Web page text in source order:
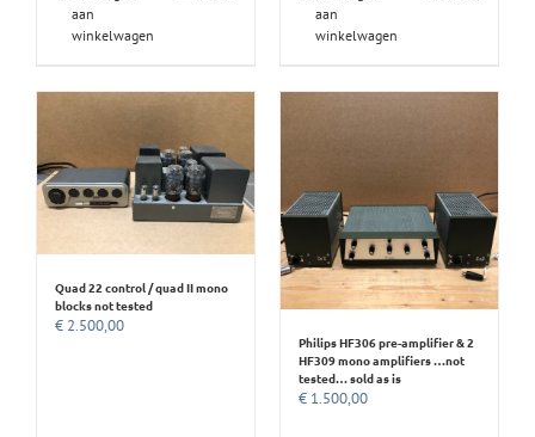
aan
winkelwagen
aan
winkelwagen
Quad 22 control / quad II mono
blocks not tested
€ 2.500,00
Philips HF306 pre-amplifier & 2
HF309 mono amplifiers …not
tested… sold as is
€ 1.500,00